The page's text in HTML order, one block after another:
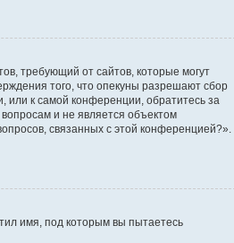
требующий от сайтов, которые могут
того, что опекуны разрешают сбор
к самой конференции, обратитесь за
и не является объектом
связанных с этой конференцией?».
имя, под которым вы пытаетесь